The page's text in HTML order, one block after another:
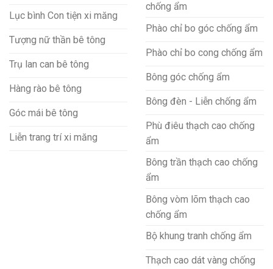
Lục bình Con tiện xi măng
Tượng nữ thần bê tông
Trụ lan can bê tông
Hàng rào bê tông
Góc mái bê tông
Liễn trang trí xi măng
chống ẩm
Phào chỉ bo góc chống ẩm
Phào chỉ bo cong chống ẩm
Bông góc chống ẩm
Bông đèn - Liễn chống ẩm
Phù điêu thạch cao chống
ẩm
Bông trần thạch cao chống
ẩm
Bông vòm lõm thạch cao
chống ẩm
Bộ khung tranh chống ẩm
Thạch cao dát vàng chống